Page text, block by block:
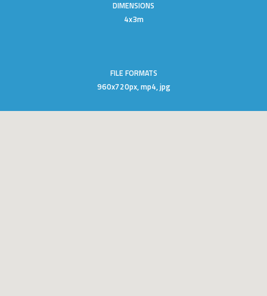
DIMENSIONS
4x3m
FILE FORMATS
960x720px, mp4, jpg